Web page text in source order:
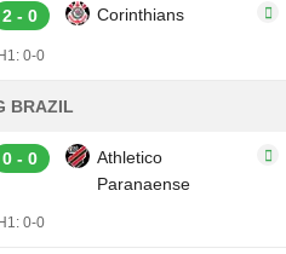
2 - 0 Corinthians
H1: 0-0
BRAZIL
0 - 0
Athletico
Paranaense
H1: 0-0